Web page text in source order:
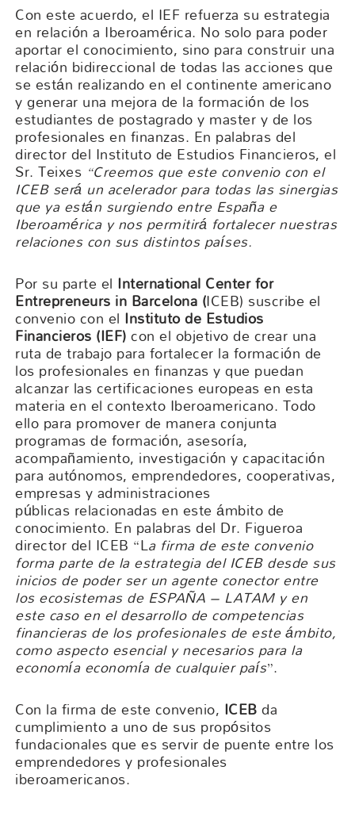
Con este acuerdo, el IEF refuerza su estrategia
en relación a Iberoamérica. No solo para poder
aportar el conocimiento, sino para construir una
relación bidireccional de todas las acciones que
se están realizando en el continente americano
y generar una mejora de la formación de los
estudiantes de postagrado y master y de los
profesionales en finanzas. En palabras del
director del Instituto de Estudios Financieros, el
Sr. Teixes “Creemos que este convenio con el
ICEB será un acelerador para todas las sinergias
que ya están surgiendo entre España e
Iberoamérica y nos permitirá fortalecer nuestras
relaciones con sus distintos países.
Por su parte el International Center for
Entrepreneurs in Barcelona (ICEB) suscribe el
convenio con el Instituto de Estudios
Financieros (IEF)con el objetivo de crear una
ruta de trabajo para fortalecer la formación de
los profesionales en finanzas y que puedan
alcanzar las certificaciones europeas en esta
materia en el contexto Iberoamericano. Todo
ello para promover de manera conjunta
programas de formación, asesoría,
acompañamiento, investigación y capacitación
para autónomos, emprendedores, cooperativas,
empresas y administraciones
públicas relacionadas en este ámbito de
conocimiento. En palabras del Dr. Figueroa
director del ICEB “La firma de este convenio
forma parte de la estrategia del ICEB desde sus
inicios de poder ser un agente conector entre
los ecosistemas de ESPAÑA – LATAM y en
este caso en el desarrollo de competencias
financieras de los profesionales de este ámbito,
como aspecto esencial y necesarios para la
economía economía de cualquier país”.
Con la firma de este convenio, ICEBda
cumplimiento a uno de sus propósitos
fundacionales que es servir de puente entre los
emprendedores y profesionales
iberoamericanos.